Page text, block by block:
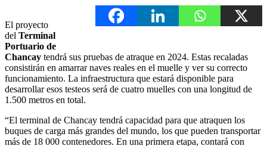
El proyecto
del Terminal
Portuario de
Chancay tendrá sus pruebas de atraque en 2024. Estas recaladas
consistirán en amarrar naves reales en el muelle y ver su correcto
funcionamiento. La infraestructura que estará disponible para
desarrollar esos testeos será de cuatro muelles con una longitud de
1.500 metros en total.
“El terminal de Chancay tendrá capacidad para que atraquen los
buques de carga más grandes del mundo, los que pueden transportar
más de 18 000 contenedores. En una primera etapa, contará con